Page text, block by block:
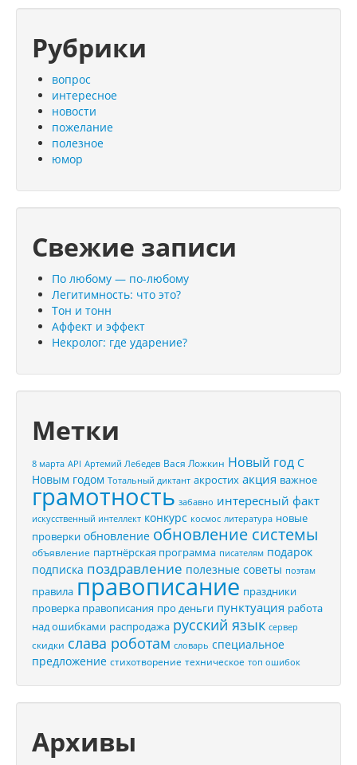
Рубрики
вопрос
интересное
новости
пожелание
полезное
юмор
Свежие записи
По любому — по-любому
Легитимность: что это?
Тон и тонн
Аффект и эффект
Некролог: где ударение?
Метки
8 марта API Артемий Лебедев Вася Ложкин Новый год С
Новым годом Тотальный диктант акростих акция важное
грамотность забавно интересный факт
искусственный интеллект конкурс космос литература новые
проверки обновление обновление системы
объявление партнёрская программа писателям подарок
подписка поздравление полезные советы поэтам
правила правописание праздники
проверка правописания про деньги пунктуация работа
над ошибками распродажа русский язык сервер
скидки слава роботам словарь специальное
предложение стихотворение техническое топ ошибок
Архивы